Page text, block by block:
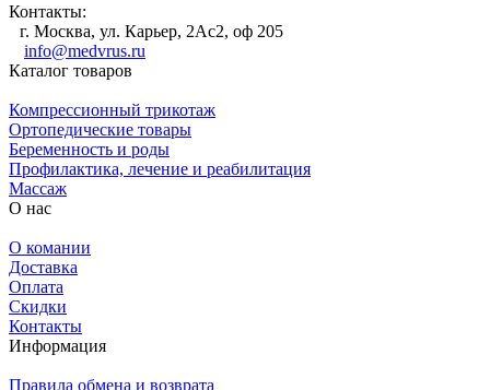
Контакты:
г. Москва, ул. Карьер, 2Ас2, оф 205
info@medvrus.ru
Каталог товаров
Компрессионный трикотаж
Ортопедические товары
Беременность и роды
Профилактика, лечение и реабилитация
Массаж
О нас
О комании
Доставка
Оплата
Скидки
Контакты
Информация
Правила обмена и возврата